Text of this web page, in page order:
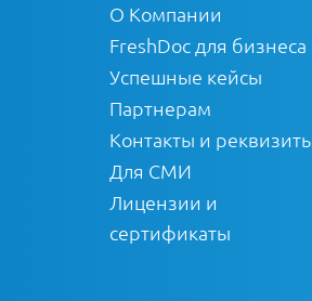
О Компании
FreshDoc для бизнеса
Успешные кейсы
Партнерам
Контакты и
Для СМИ
Лицензии и
сертификаты